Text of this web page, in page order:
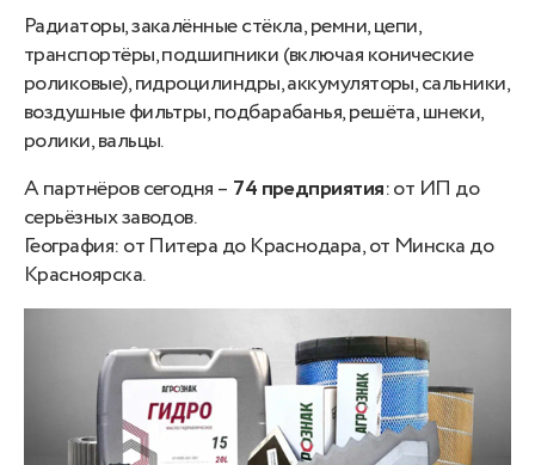
Радиаторы, закалённые стёкла, ремни, цепи,
транспортёры, подшипники (включая конические
роликовые), гидроцилиндры, аккумуляторы, сальники,
воздушные фильтры, подбарабанья, решёта, шнеки,
ролики, вальцы.
А партнёров сегодня – 74 предприятия: от ИП до
серьёзных заводов.
География: от Питера до Краснодара, от Минска до
Красноярска.